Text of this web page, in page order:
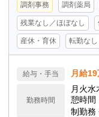
調剤事務 調剤薬局
残業なし／ほぼなし
産休・育休 転勤なし
給与・手当 月給
勤務時間
月火
憩時間
制勤務